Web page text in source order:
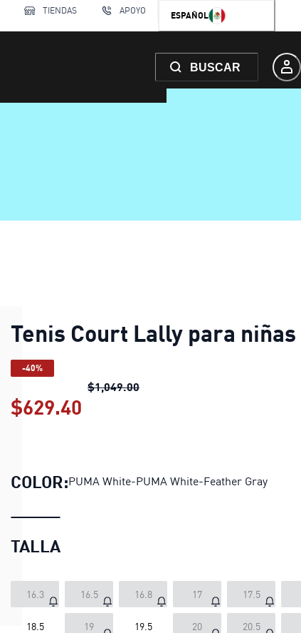
TIENDAS APOYO ESPAÑOL
BUSCAR
Tenis Court Lally para niñas
-40%
$1,049.00Tenis Court Lally para niñas
$629.40
COLOR:PUMA White-PUMA White-Feather Gray
TALLA
16.3 16.5 16.8 17 17.5
18.5 19 19.5 20 20.5